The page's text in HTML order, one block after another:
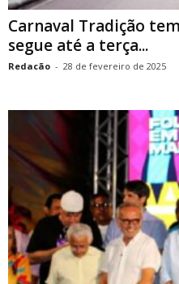
Carnaval Tradição
segue até a terça...
Redacão - 28 de fevereiro de 2025